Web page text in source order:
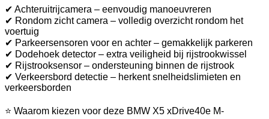
✔ Achteruitrijcamera – eenvoudig manoeuvreren
✔ Rondom zicht camera – volledig overzicht rondom het
voertuig
✔ Parkeersensoren voor en achter – gemakkelijk parkeren
✔ Dodehoek detector – extra veiligheid bij rijstrookwissel
✔ Rijstrooksensor – ondersteuning binnen de rijstrook
✔ Verkeersbord detectie – herkent snelheidslimieten en
verkeersborden
⭐ Waarom kiezen voor deze BMW X5 xDrive40e M-